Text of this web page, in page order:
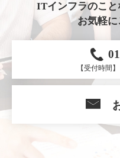
ITインフラのこと
お気軽に
【受付時間